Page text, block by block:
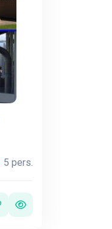
5 pers.